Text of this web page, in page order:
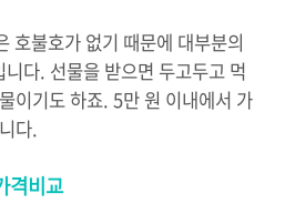
호불호가 없기 때문에 대부분의
다. 선물을 받으면 두고두고 먹
이기도 하죠. 5만 원 이내에서 가
다.
격비교